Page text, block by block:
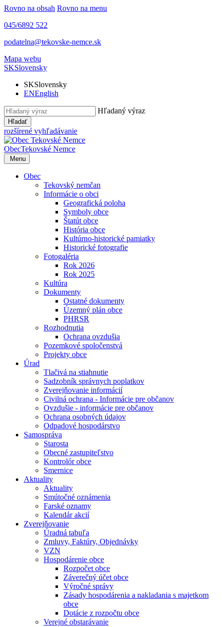
Rovno na obsah Rovno na menu
045/6892 522
podatelna@tekovske-nemce.sk
Mapa webu
SKSlovensky
SKSlovensky
ENEnglish
Hľadaný výraz
Hľadať
rozšírené vyhľadávanie
ObecTekovské Nemce
Menu
Obec
Tekovský nemčan
Informácie o obci
Geografická poloha
Symboly obce
Štatút obce
História obce
Kultúrno-historické pamiatky
Historické fotografie
Fotogaléria
Rok 2026
Rok 2025
Kultúra
Dokumenty
Ostatné dokumenty
Územný plán obce
PHRSR
Rozhodnutia
Ochrana ovzdušia
Pozemkové spoločenstvá
Projekty obce
Úrad
Tlačivá na stiahnutie
Sadzobník správnych poplatkov
Zverejňovanie informácií
Civilná ochrana - Informácie pre občanov
Ovzdušie - informácie pre občanov
Ochrana osobných údajov
Odpadové hospodárstvo
Samospráva
Starosta
Obecné zastupiteľstvo
Kontrolór obce
Smernice
Aktuality
Aktuality
Smútočné oznámenia
Farské oznamy
Kalendár akcií
Zverejňovanie
Úradná tabuľa
Zmluvy, Faktúry, Objednávky
VZN
Hospodárenie obce
Rozpočet obce
Záverečný účet obce
Výročné správy
Zásady hospodárenia a nakladania s majetkom
obce
Dotácie z rozpočtu obce
Verejné obstarávanie